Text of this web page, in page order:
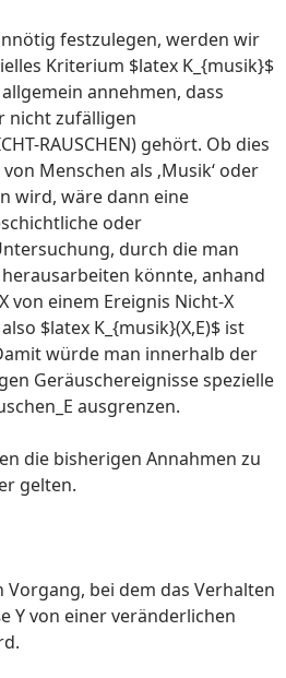
festzulegen, werden wir
Kriterium $latex K_{musik}$
annehmen, dass
nicht zufälligen
RAUSCHEN) gehört. Ob dies
Menschen als ‚Musik‘ oder
wird, wäre dann eine
oder
durch die man
könnte, anhand
von einem Ereignis Nicht-X
$latex K_{musik}(X,E)$ ist
würde man innerhalb der
Geräuschereignisse spezielle
ausgrenzen.
die bisherigen Annahmen zu
gelten.
Vorgang, bei dem das Verhalten
Y von einer veränderlichen